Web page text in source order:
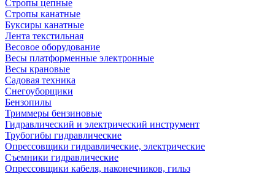
Стропы цепные
Стропы канатные
Буксиры канатные
Лента текстильная
Весовое оборудование
Весы платформенные электронные
Весы крановые
Садовая техника
Снегоуборщики
Бензопилы
Триммеры бензиновые
Гидравлический и электрический инструмент
Трубогибы гидравлические
Опрессовщики гидравлические, электрические
Съемники гидравлические
Опрессовщики кабеля, наконечников, гильз